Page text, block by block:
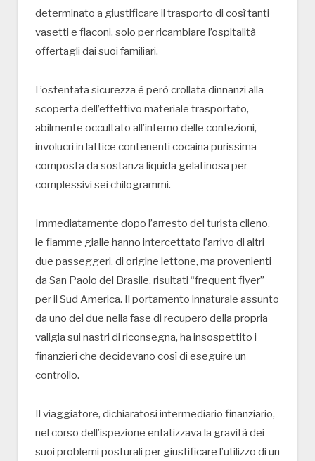
determinato a giustificare il trasporto di così tanti
vasetti e flaconi, solo per ricambiare l’ospitalità
offertagli dai suoi familiari.
L’ostentata sicurezza è però crollata dinnanzi alla
scoperta dell’effettivo materiale trasportato,
abilmente occultato all’interno delle confezioni,
involucri in lattice contenenti cocaina purissima
composta da sostanza liquida gelatinosa per
complessivi sei chilogrammi.
Immediatamente dopo l’arresto del turista cileno,
le fiamme gialle hanno intercettato l’arrivo di altri
due passeggeri, di origine lettone, ma provenienti
da San Paolo del Brasile, risultati “frequent flyer”
per il Sud America. Il portamento innaturale assunto
da uno dei due nella fase di recupero della propria
valigia sui nastri di riconsegna, ha insospettito i
finanzieri che decidevano così di eseguire un
controllo.
Il viaggiatore, dichiaratosi intermediario finanziario,
nel corso dell’ispezione enfatizzava la gravità dei
suoi problemi posturali per giustificare l’utilizzo di un